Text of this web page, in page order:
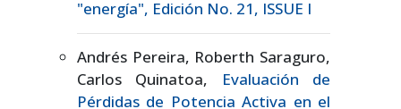
"energía", Edición No. 21, ISSUE I
Andrés Pereira, Roberth Saraguro,
Carlos Quinatoa,
Evaluación de
Pérdidas de Potencia Activa en el